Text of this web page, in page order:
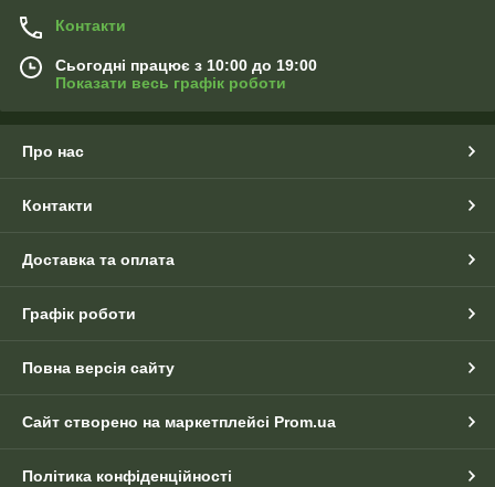
Контакти
Сьогодні працює з 10:00 до 19:00
Показати весь графік роботи
Про нас
Контакти
Доставка та оплата
Графік роботи
Повна версія сайту
Сайт створено на маркетплейсі Prom.ua
Політика конфіденційності